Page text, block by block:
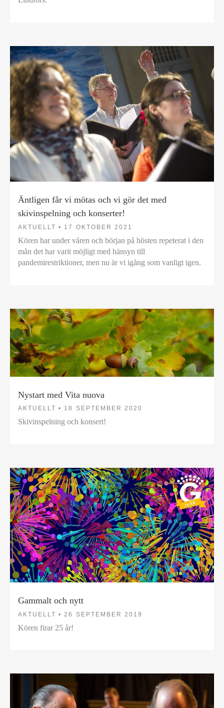
Äntligen får vi mötas och vi gör det med
skivinspelning och konserter!
AKTUELLT • 17 OKTOBER 2021
Kören har under våren och början på hösten repeterat i den
mån det har varit möjligt med hänsyn till
pandemirestriktioner, men nu är vi igång som vanligt igen.
Nystart med Vita nuova
AKTUELLT • 18 SEPTEMBER 2020
Skivinspelning och konsert!
Gammalt och nytt
AKTUELLT • 26 SEPTEMBER 2019
Kören firar 25 år!